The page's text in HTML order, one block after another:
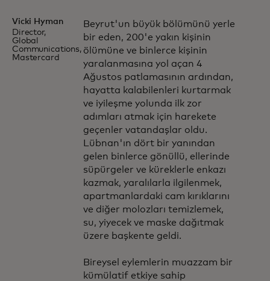
Vicki Hyman
Director,
Global
Communications,
Mastercard
Beyrut'un büyük bölümünü yerle
bir eden, 200'e yakın kişinin
ölümüne ve binlerce kişinin
yaralanmasına yol açan 4
Ağustos patlamasının ardından,
hayatta kalabilenleri kurtarmak
ve iyileşme yolunda ilk zor
adımları atmak için harekete
geçenler vatandaşlar oldu.
Lübnan'ın dört bir yanından
gelen binlerce gönüllü, ellerinde
süpürgeler ve küreklerle enkazı
kazmak, yaralılarla ilgilenmek,
apartmanlardaki cam kırıklarını
ve diğer molozları temizlemek,
su, yiyecek ve maske dağıtmak
üzere başkente geldi.
Bireysel eylemlerin muazzam bir
kümülatif etkiye sahip